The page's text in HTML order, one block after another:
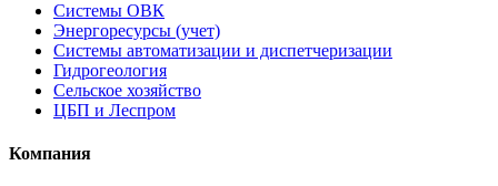
Системы ОВК
Энергоресурсы (учет)
Системы автоматизации и диспетчеризации
Гидрогеология
Сельское хозяйство
ЦБП и Леспром
Компания